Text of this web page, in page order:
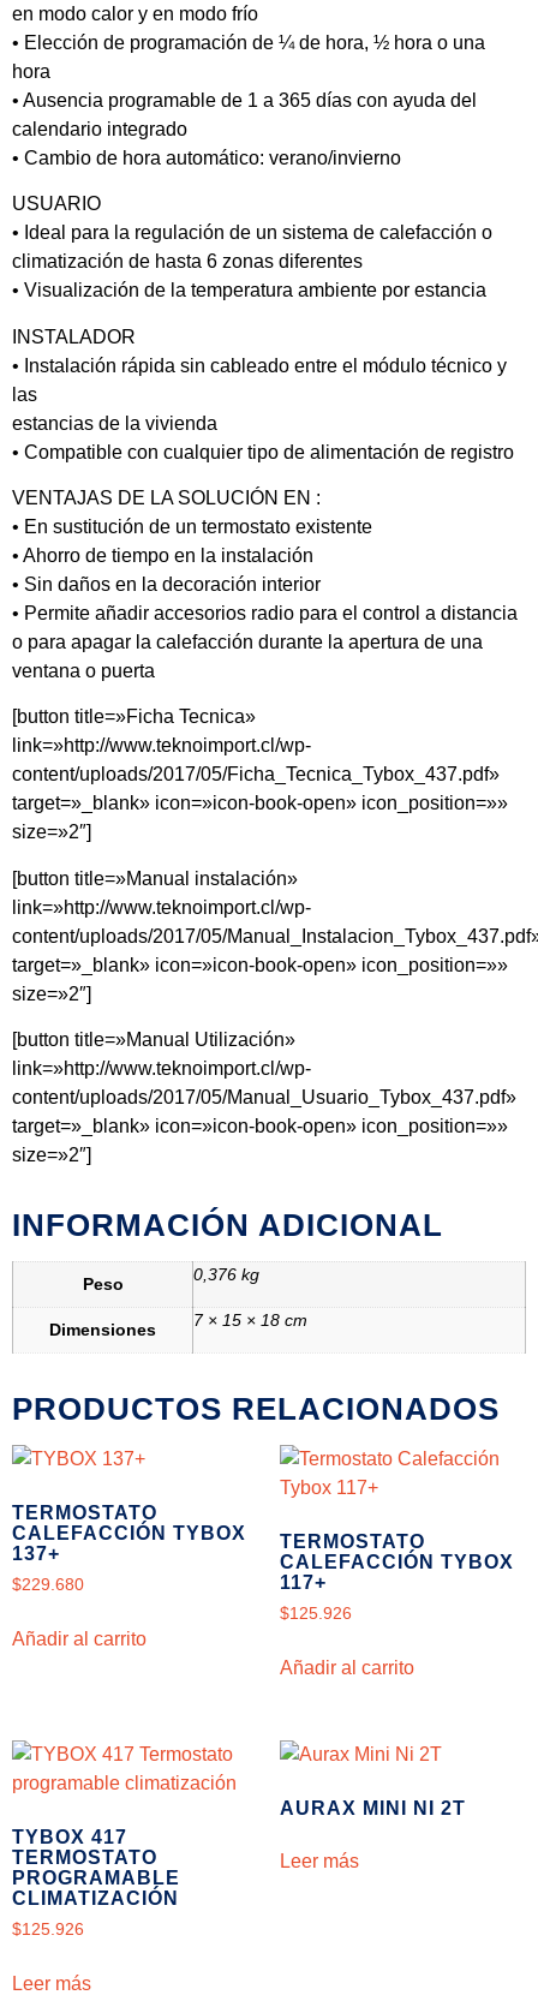
en modo calor y en modo frío
• Elección de programación de ¼ de hora, ½ hora o una
hora
• Ausencia programable de 1 a 365 días con ayuda del
calendario integrado
• Cambio de hora automático: verano/invierno
USUARIO
• Ideal para la regulación de un sistema de calefacción o
climatización de hasta 6 zonas diferentes
• Visualización de la temperatura ambiente por estancia
INSTALADOR
• Instalación rápida sin cableado entre el módulo técnico y
las
estancias de la vivienda
• Compatible con cualquier tipo de alimentación de registro
VENTAJAS DE LA SOLUCIÓN EN :
• En sustitución de un termostato existente
• Ahorro de tiempo en la instalación
• Sin daños en la decoración interior
• Permite añadir accesorios radio para el control a distancia
o para apagar la calefacción durante la apertura de una
ventana o puerta
[button title=»Ficha Tecnica»
link=»http://www.teknoimport.cl/wp-
content/uploads/2017/05/Ficha_Tecnica_Tybox_437.pdf»
target=»_blank» icon=»icon-book-open» icon_position=»»
size=»2″]
[button title=»Manual instalación»
link=»http://www.teknoimport.cl/wp-
content/uploads/2017/05/
target=»_blank» icon=»icon-book-open» icon_position=»»
size=»2″]
[button title=»Manual Utilización»
link=»http://www.teknoimport.cl/wp-
content/uploads/2017/05/Manual_Usuario_Tybox_437.pdf»
target=»_blank» icon=»icon-book-open» icon_position=»»
size=»2″]
INFORMACIÓN ADICIONAL
Peso 0,376 kg
Dimensiones 7 × 15 × 18 cm
PRODUCTOS RELACIONADOS
TERMOSTATO
CALEFACCIÓN TYBOX
137+
$229.680
Añadir al carrito
TERMOSTATO
CALEFACCIÓN TYBOX
117+
$125.926
Añadir al carrito
TYBOX 417
TERMOSTATO
PROGRAMABLE
CLIMATIZACIÓN
$125.926
Leer más
AURAX MINI NI 2T
Leer más